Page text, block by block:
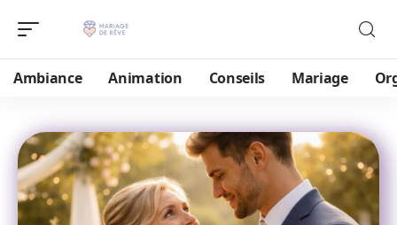
Ambiance Animation Conseils Mariage